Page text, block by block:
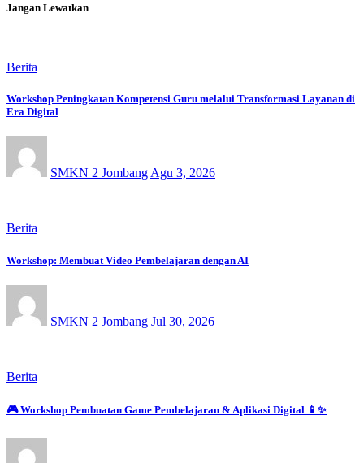
Jangan Lewatkan
Berita
Workshop Peningkatan Kompetensi Guru melalui Transformasi Layanan di
Era Digital
SMKN 2 JombangAgu 3, 2026
Berita
Workshop: Membuat Video Pembelajaran dengan AI
SMKN 2 Jombang Jul 30, 2026
Berita
🎮 Workshop Pembuatan Game Pembelajaran & Aplikasi Digital 📱✨